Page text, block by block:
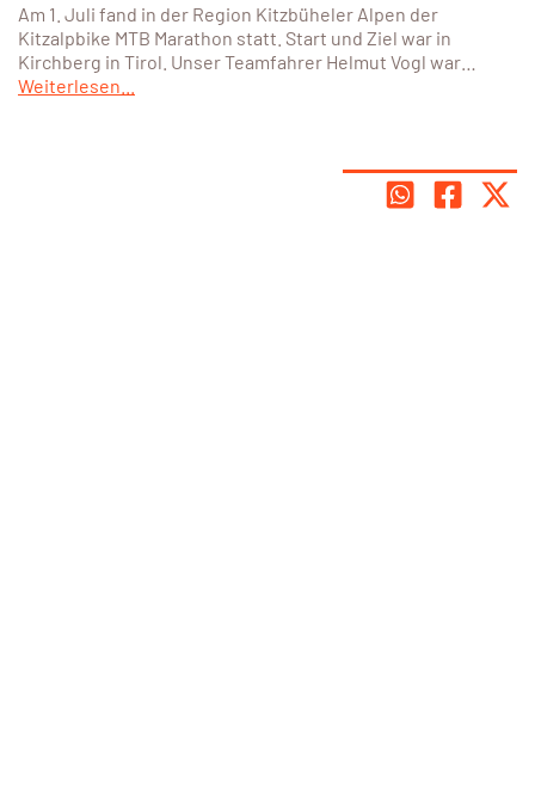
Am 1. Juli fand in der Region Kitzbüheler Alpen der
Kitzalpbike MTB Marathon statt. Start und Ziel war in
Kirchberg in Tirol. Unser Teamfahrer Helmut Vogl war…
Weiterlesen...